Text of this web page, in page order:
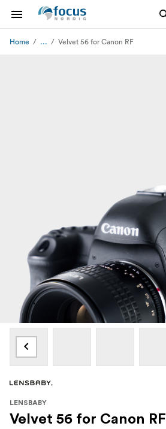
Home ... Velvet 56 for Canon RF
LENSBABY
Velvet 56 for Canon RF